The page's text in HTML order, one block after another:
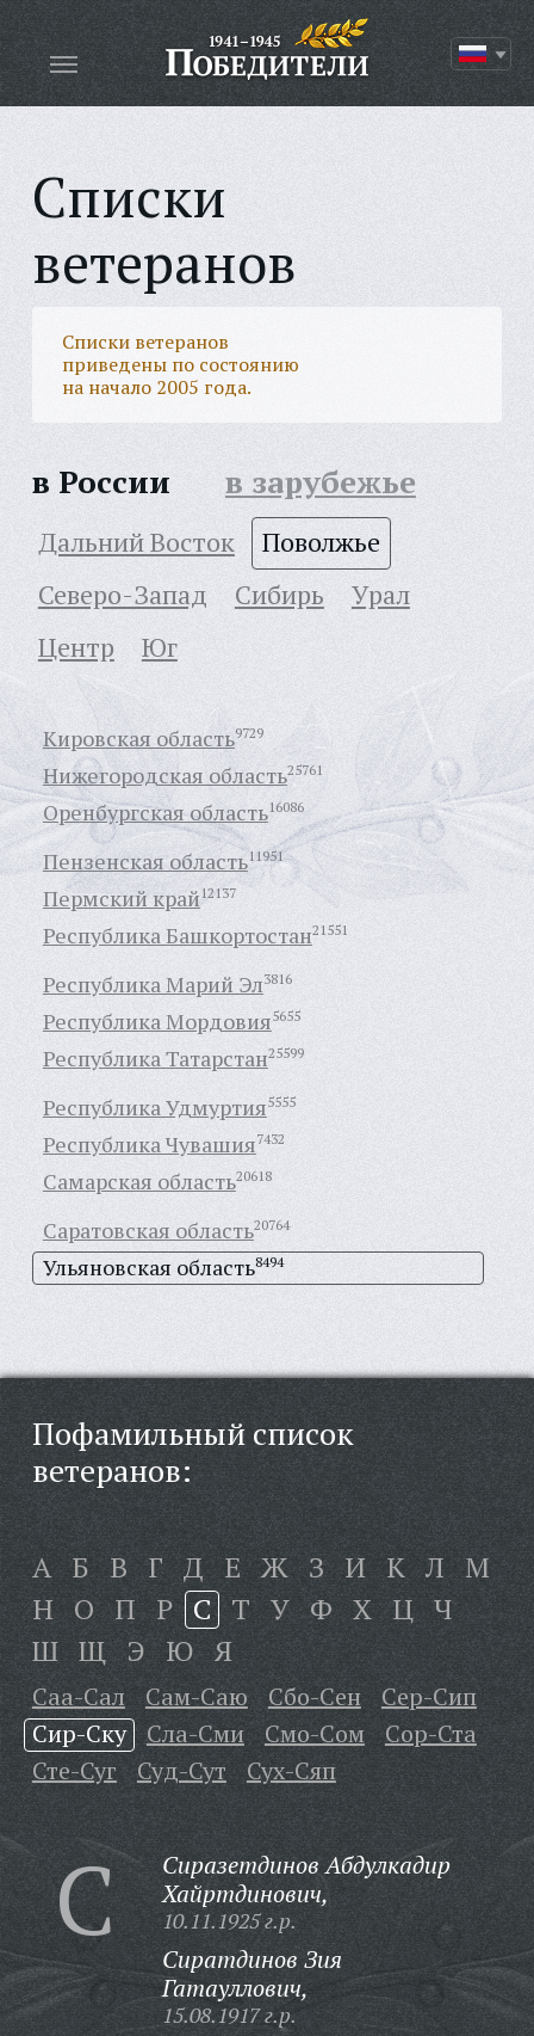
Списки
ветеранов
Списки ветеранов
приведены по состоянию
на начало 2005 года.
в России в зарубежье
Дальний Восток
Поволжье
Северо-Запад
Сибирь
Урал
Центр
Юг
Кировская область9729
Нижегородская область25761
Оренбургская область16086
Пензенская область11951
Пермский край 12137
Республика Башкортостан21551
Республика Марий Эл3816
Республика Мордовия5655
Республика Татарстан25599
Республика Удмуртия5555
Республика Чувашия7432
Самарская область20618
Саратовская область20764
Ульяновская область8494
Пофамильный список
ветеранов:
А Б В Г Д Е Ж З И К Л М
Н О П Р С Т У Ф Х Ц Ч
Ш Щ Э Ю Я
Саа-Сал Сам-Саю Сбо-Сен
Сер-Сип
Сир-Ску
Сла-Сми Смо-Сом
Сор-Ста
Сте-Суг
Суд-Сут Сух-Сяп
С
Сиразетдинов Абдулкадир
Хайртдинович,
10.11.1925 г.р.
Сиратдинов Зия
Гатауллович,
15.08.1917 г.р.